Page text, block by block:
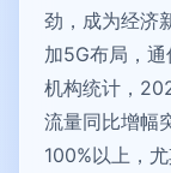
劲，成为经济
加5G布局，
机构统计，
流量同比增幅
100%以上，